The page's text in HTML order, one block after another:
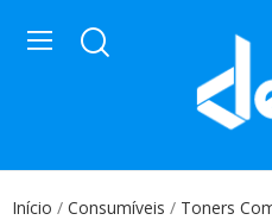
Início Consumíveis Toners